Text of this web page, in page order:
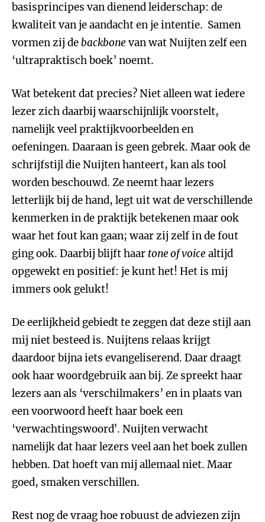
basisprincipes van dienend leiderschap: de
kwaliteit van je aandacht en je intentie. Samen
vormen zij debackbone van wat Nuijten zelf een
‘ultrapraktisch boek’ noemt.
Wat betekent dat precies? Niet alleen wat iedere
lezer zich daarbij waarschijnlijk voorstelt,
namelijk veel praktijkvoorbeelden en
oefeningen. Daaraan is geen gebrek. Maar ook de
schrijfstijl die Nuijten hanteert, kan als tool
worden beschouwd. Ze neemt haar lezers
letterlijk bij de hand, legt uit wat de verschillende
kenmerken in de praktijk betekenen maar ook
waar het fout kan gaan; waar zij zelf in de fout
ging ook. Daarbij blijft haar tone of voice altijd
opgewekt en positief: je kunt het! Het is mij
immers ook gelukt!
De eerlijkheid gebiedt te zeggen dat deze stijl aan
mij niet besteed is. Nuijtens relaas krijgt
daardoor bijna iets evangeliserend. Daar draagt
ook haar woordgebruik aan bij. Ze spreekt haar
lezers aan als ‘verschilmakers’ en in plaats van
een voorwoord heeft haar boek een
‘verwachtingswoord’. Nuijten verwacht
namelijk dat haar lezers veel aan het boek zullen
hebben. Dat hoeft van mij allemaal niet. Maar
goed, smaken verschillen.
Rest nog de vraag hoe robuust de adviezen zijn